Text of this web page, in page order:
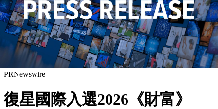
PRNewswire
復星國際入選2026《財富》